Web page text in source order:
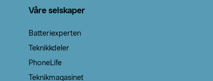
Våre selskaper
Batteriexperten
Teknikkdeler
PhoneLife
Teknikmagasinet